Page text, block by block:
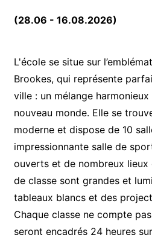
(28.06 - 16.08.2026)
L'école se situe sur
Brookes, qui représente
ville : un mélange
nouveau monde. Elle se
moderne et dispose de 10
impressionnante salle de
ouverts et de nombreux lieux
de classe sont grandes et
tableaux blancs et des
Chaque classe ne compte
seront encadrés 24 heures